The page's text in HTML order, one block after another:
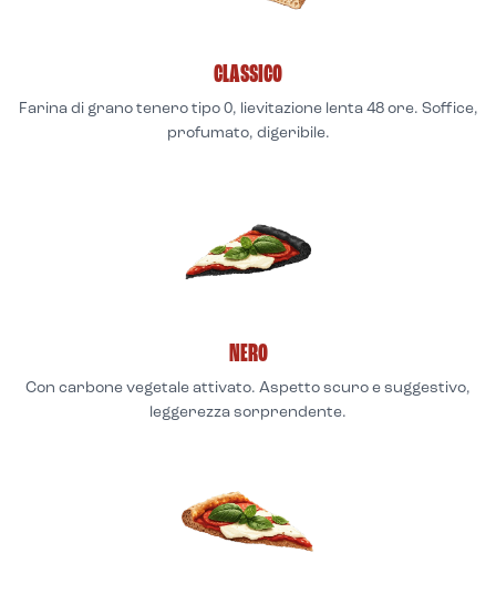
CLASSICO
Farina di grano tenero tipo 0, lievitazione lenta 48 ore. Soffice,
profumato, digeribile.
NERO
Con carbone vegetale attivato. Aspetto scuro e suggestivo,
leggerezza sorprendente.